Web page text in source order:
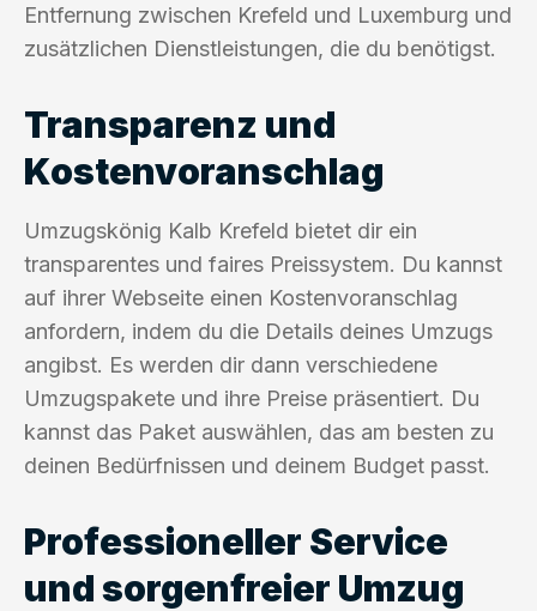
Entfernung zwischen Krefeld und Luxemburg und
zusätzlichen Dienstleistungen, die du benötigst.
Transparenz und
Kostenvoranschlag
Umzugskönig Kalb Krefeld bietet dir ein
transparentes und faires Preissystem. Du kannst
auf ihrer Webseite einen Kostenvoranschlag
anfordern, indem du die Details deines Umzugs
angibst. Es werden dir dann verschiedene
Umzugspakete und ihre Preise präsentiert. Du
kannst das Paket auswählen, das am besten zu
deinen Bedürfnissen und deinem Budget passt.
Professioneller Service
und sorgenfreier Umzug